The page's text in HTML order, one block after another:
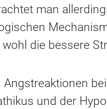
man
die bessere
und der